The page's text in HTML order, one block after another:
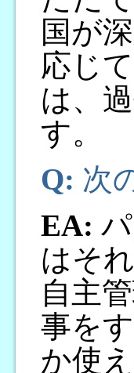
国が
応じ
は、
す。
Q: 次
EA:
はそ
自主
事を
か使